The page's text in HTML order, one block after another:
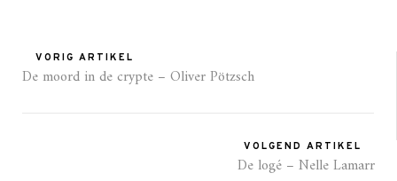
VORIG ARTIKEL
De moord in de crypte – Oliver Pötzsch
VOLGEND ARTIKEL
De logé – Nelle Lamarr